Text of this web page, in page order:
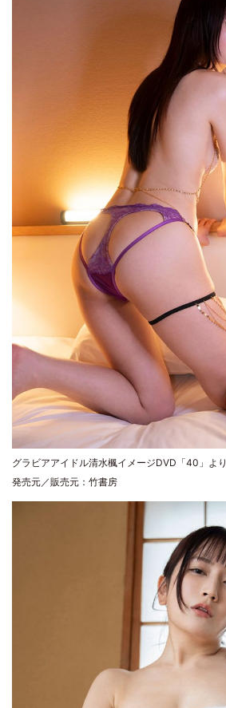
グラビアアイドル清水楓イメージDVD「40」より
発売元／販売元：竹書房